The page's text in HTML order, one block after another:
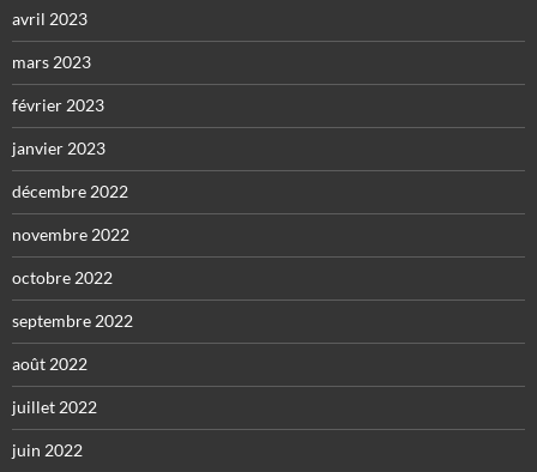
avril 2023
mars 2023
février 2023
janvier 2023
décembre 2022
novembre 2022
octobre 2022
septembre 2022
août 2022
juillet 2022
juin 2022